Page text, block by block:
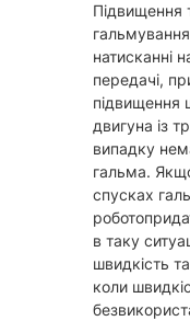
Підвищення
натисканні
передачі,
підвищення
двигуна із
випадку
гальма.
спусках
в таку
швидкість
коли